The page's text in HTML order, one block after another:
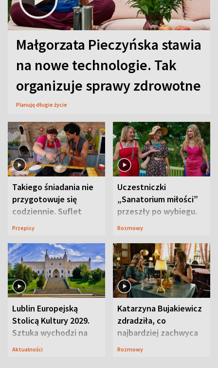
Małgorzata Pieczyńska stawia
na nowe technologie. Tak
organizuje sprawy zdrowotne
Planuję długie życie
Takiego śniadania nie
przygotowuje się
codziennie. Suflet
serowy zachwyca
Przepisy
Uczestniczki
„Sanatorium miłości”
przeszły po wybiegu.
Te stylizacje
Rozmowy
Lublin Europejską
Stolicą Kultury 2029.
Sztuka wychodzi na
ulice
Aktualności
Katarzyna Bujakiewicz
zdradziła, co
najbardziej zachwyca
ją w Lublinie
Rozmowy